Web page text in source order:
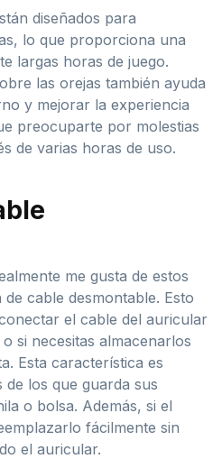
diseñados para
lo que proporciona una
largas horas de juego.
las orejas también ayuda
y mejorar la experiencia
preocuparte por molestias
de varias horas de uso.
me gusta de estos
cable desmontable. Esto
el cable del auricular
si necesitas almacenarlos
Esta característica es
de los que guarda sus
o bolsa. Además, si el
fácilmente sin
el auricular.